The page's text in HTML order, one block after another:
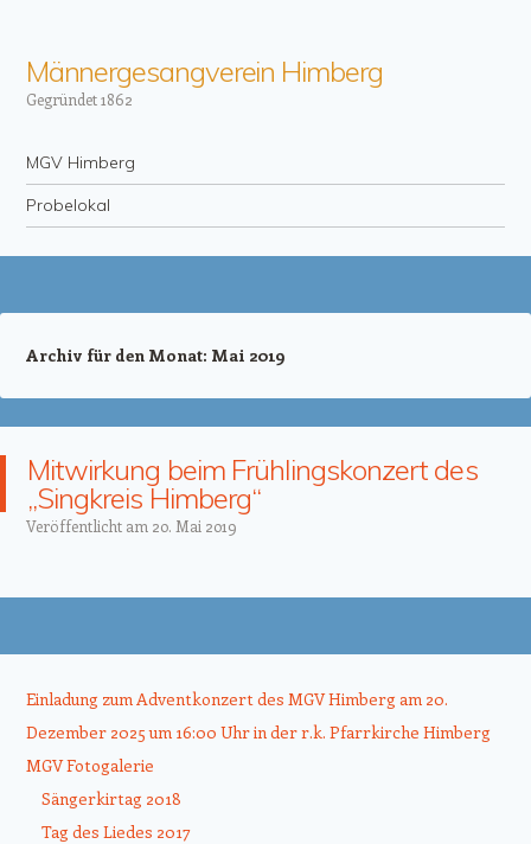
Männergesangverein Himberg
Gegründet 1862
Menü
Zum Inhalt springen
MGV Himberg
Probelokal
Archiv für den Monat: Mai 2019
Mitwirkung beim Frühlingskonzert des
„Singkreis Himberg“
Veröffentlicht am 20. Mai 2019
Einladung zum Adventkonzert des MGV Himberg am 20.
Dezember 2025 um 16:00 Uhr in der r.k. Pfarrkirche Himberg
MGV Fotogalerie
Sängerkirtag 2018
Tag des Liedes 2017